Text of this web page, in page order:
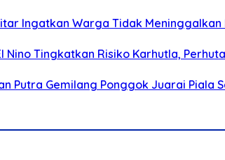
Ingatkan Warga Tidak
Nino Tingkatkan Risiko Karhutla,
Putra Gemilang Ponggok Juarai Piala